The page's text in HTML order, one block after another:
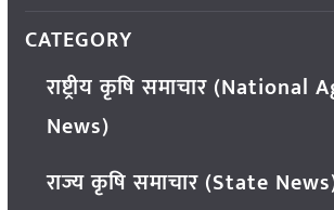
CATEGORY
राष्ट्रीय कृषि समाचार
News)
राज्य कृषि समाचार (State